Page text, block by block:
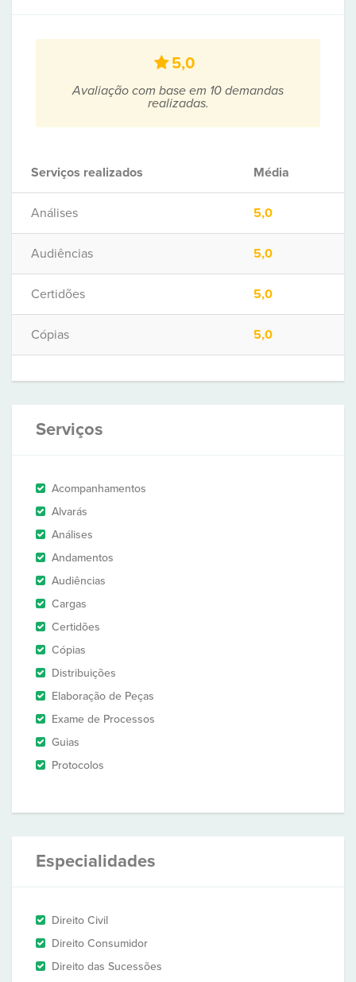
5,0
Avaliação com base em 10 demandas
realizadas.
Serviços realizados Média
Análises 5,0
Audiências 5,0
Certidões 5,0
Cópias 5,0
Serviços
Acompanhamentos
Alvarás
Análises
Andamentos
Audiências
Cargas
Certidões
Cópias
Distribuições
Elaboração de Peças
Exame de Processos
Guias
Protocolos
Especialidades
Direito Civil
Direito Consumidor
Direito das Sucessões